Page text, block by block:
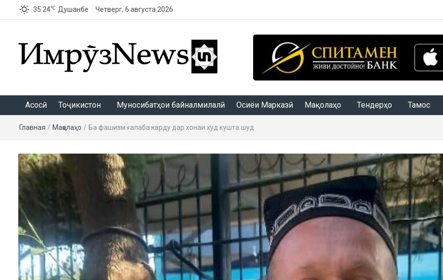
35.24℃ Душанбе Четверг, 6 августа 2026
Асосӣ Тоҷикистон Муносибатҳои байналмилалӣ Осиёи Марказӣ Мақолаҳо Тендерҳо Тамос
Главная / Мақолаҳо / Ба фашизм ғалаба карду дар хонаи худ кушта шуд